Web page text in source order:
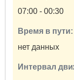
07:00 - 00:30
Время в пути:
нет данных
Интервал